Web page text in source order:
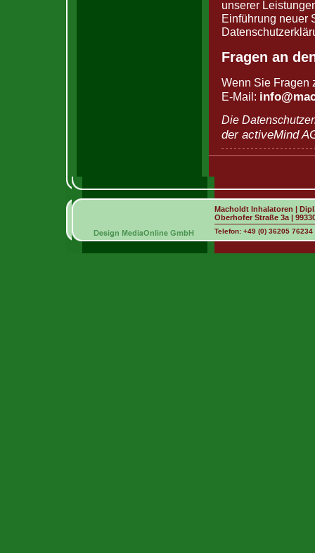
unserer
Einführung neuer
Fragen an
Wenn Sie Fragen
E-Mail:
Die
der activeMind
Macholdt Inhalatoren |
Oberhofer Straße 3a |
Telefon: +49 (0) 36205 76234